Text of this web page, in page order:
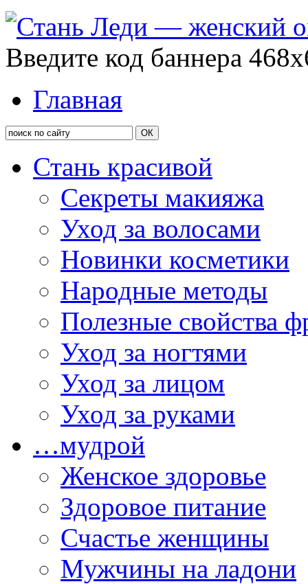
Введите код баннера
Главная
Стань красивой
Секреты макияжа
Уход за волосами
Новинки косметики
Народные методы
Полезные свойства
Уход за ногтями
Уход за лицом
Уход за руками
…мудрой
Женское здоровье
Здоровое питание
Счастье женщины
Мужчины на ладони